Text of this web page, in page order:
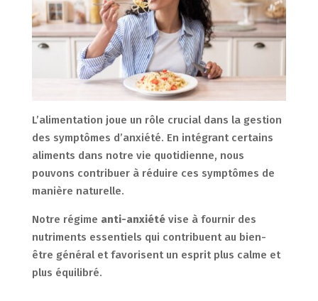
L’alimentation joue un rôle crucial dans la gestion
des symptômes d’anxiété. En intégrant certains
aliments dans notre vie quotidienne, nous
pouvons contribuer à réduire ces symptômes de
manière naturelle.
Notre régime anti-anxiétévise à fournir des
nutriments essentiels qui contribuent au bien-
être général et favorisent un esprit plus calme et
plus équilibré.